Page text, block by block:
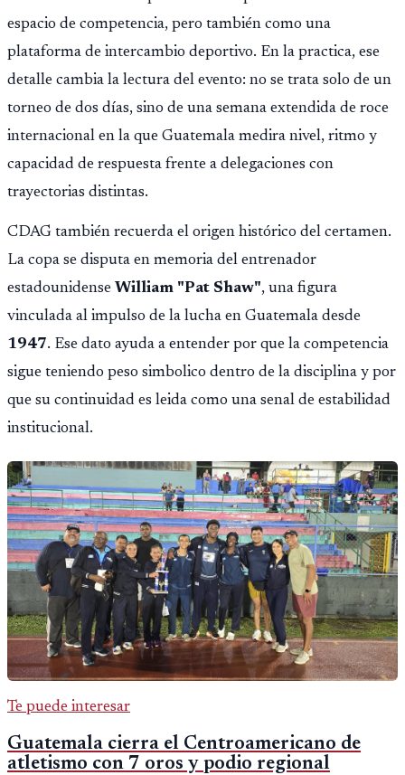
espacio de competencia, pero también como una
plataforma de intercambio deportivo. En la practica, ese
detalle cambia la lectura del evento: no se trata solo de un
torneo de dos días, sino de una semana extendida de roce
internacional en la que Guatemala medira nivel, ritmo y
capacidad de respuesta frente a delegaciones con
trayectorias distintas.
CDAG también recuerda el origen histórico del certamen.
La copa se disputa en memoria del entrenador
estadounidense William "Pat Shaw", una figura
vinculada al impulso de la lucha en Guatemala desde
1947. Ese dato ayuda a entender por que la competencia
sigue teniendo peso simbolico dentro de la disciplina y por
que su continuidad es leida como una senal de estabilidad
institucional.
Te puede interesar
Guatemala cierra el Centroamericano de
atletismo con 7 oros y podio regional